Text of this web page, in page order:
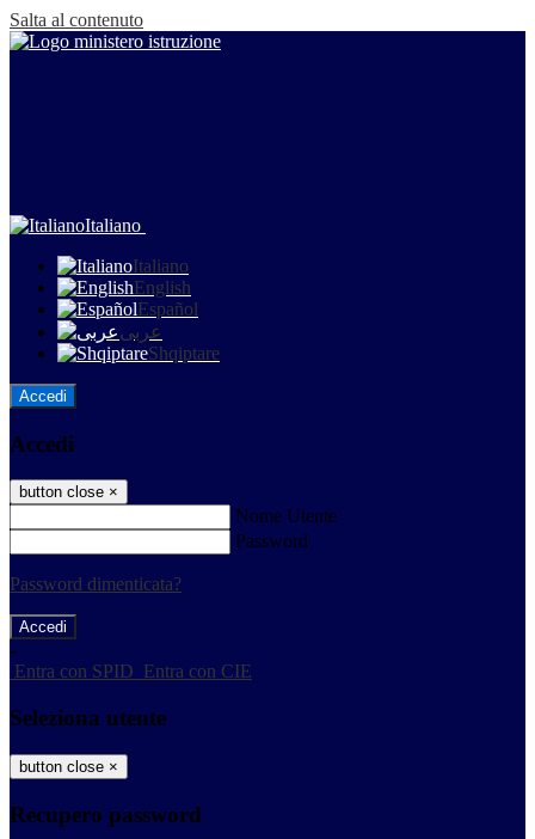
Salta al contenuto
Italiano
Italiano
English
Español
عربى
Shqiptare
Accedi
Accedi
button close ×
Nome Utente
Password
Password dimenticata?
-
Entra con SPID Entra con CIE
Seleziona utente
button close ×
Recupero password